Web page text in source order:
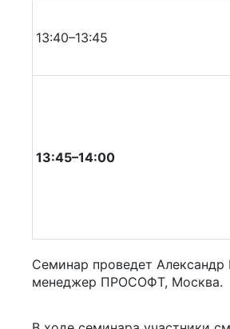
13:40–13:45
13:45–14:00
Семинар проведет Александр
менеджер ПРОСОФТ, Москва.